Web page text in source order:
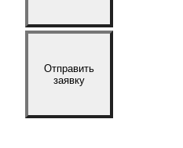
Отправить
заявку